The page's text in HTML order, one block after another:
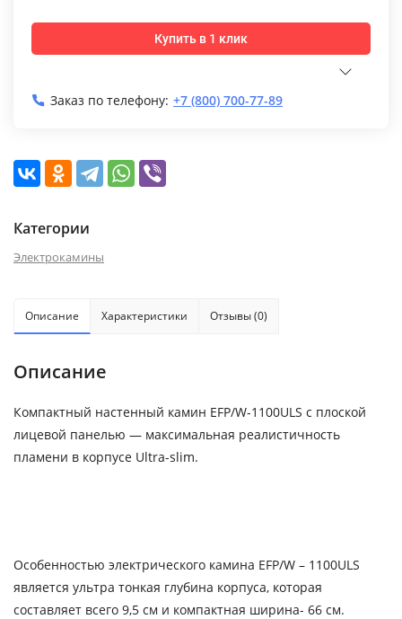
Купить в 1 клик
Заказ по телефону: +7 (800) 700-77-89
Категории
Электрокамины
Описание Характеристики Отзывы (0)
Описание
Компактный настенный камин EFP/W-1100ULS с плоской
лицевой панелью — максимальная реалистичность
пламени в корпусе Ultra-slim.
Особенностью электрического камина EFP/W – 1100ULS
является ультра тонкая глубина корпуса, которая
составляет всего 9,5 см и компактная ширина- 66 см.